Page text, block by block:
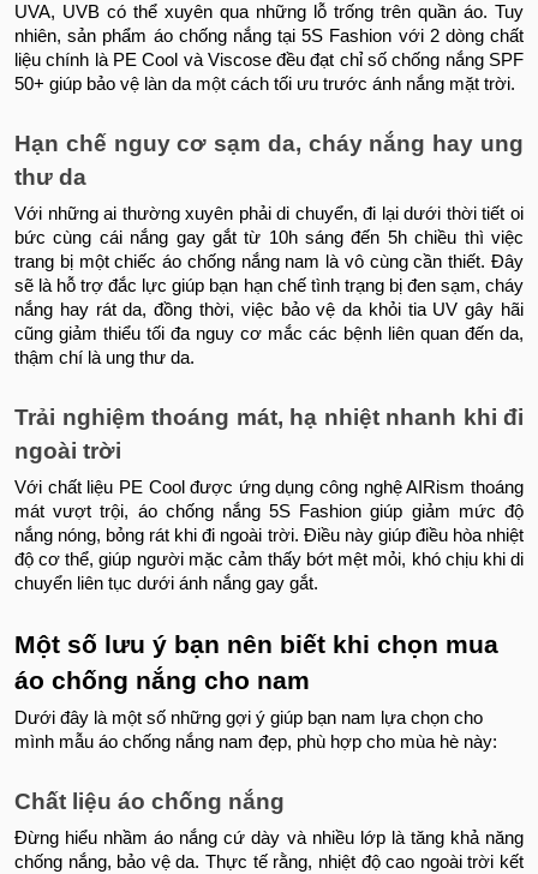
UVA, UVB có thể xuyên qua những lỗ trống trên quần áo. Tuy
nhiên, sản phẩm áo chống nắng tại 5S Fashion với 2 dòng chất
liệu chính là PE Cool và Viscose đều đạt chỉ số chống nắng SPF
50+ giúp bảo vệ làn da một cách tối ưu trước ánh nắng mặt trời.
Hạn chế nguy cơ sạm da, cháy nắng hay ung
thư da
Với những ai thường xuyên phải di chuyển, đi lại dưới thời tiết oi
bức cùng cái nắng gay gắt từ 10h sáng đến 5h chiều thì việc
trang bị một chiếc áo chống nắng nam là vô cùng cần thiết. Đây
sẽ là hỗ trợ đắc lực giúp bạn hạn chế tình trạng bị đen sạm, cháy
nắng hay rát da, đồng thời, việc bảo vệ da khỏi tia UV gây hãi
cũng giảm thiểu tối đa nguy cơ mắc các bệnh liên quan đến da,
thậm chí là ung thư da.
Trải nghiệm thoáng mát, hạ nhiệt nhanh khi đi
ngoài trời
Với chất liệu PE Cool được ứng dụng công nghệ AIRism thoáng
mát vượt trội, áo chống nắng 5S Fashion giúp giảm mức độ
nắng nóng, bỏng rát khi đi ngoài trời. Điều này giúp điều hòa nhiệt
độ cơ thể, giúp người mặc cảm thấy bớt mệt mỏi, khó chịu khi di
chuyển liên tục dưới ánh nắng gay gắt.
Một số lưu ý bạn nên biết khi chọn mua
áo chống nắng cho nam
Dưới đây là một số những gợi ý giúp bạn nam lựa chọn cho
mình mẫu áo chống nắng nam đẹp, phù hợp cho mùa hè này:
Chất liệu áo chống nắng
Đừng hiểu nhầm áo nắng cứ dày và nhiều lớp là tăng khả năng
chống nắng, bảo vệ da. Thực tế rằng, nhiệt độ cao ngoài trời kết